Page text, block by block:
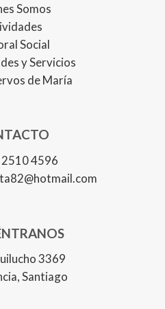
Somos
Social
y Servicios
de María
4596
3369
Santiago